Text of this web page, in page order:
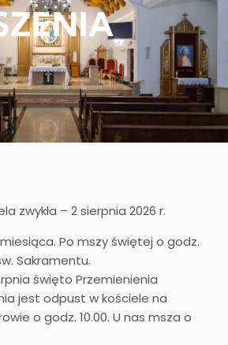
zwykła – 2 sierpnia 2026 r.
miesiąca. Po mszy świętej o godz.
Sakramentu.
święto Przemienienia
jest odpust w kościele na
o godz. 10.00. U nas msza o